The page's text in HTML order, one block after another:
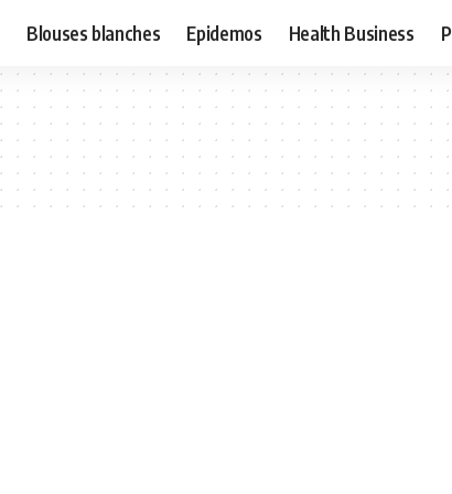
Blouses blanches Epidemos Health Business